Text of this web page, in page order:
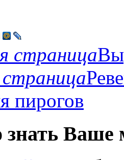
страница
пирогов
Ваше